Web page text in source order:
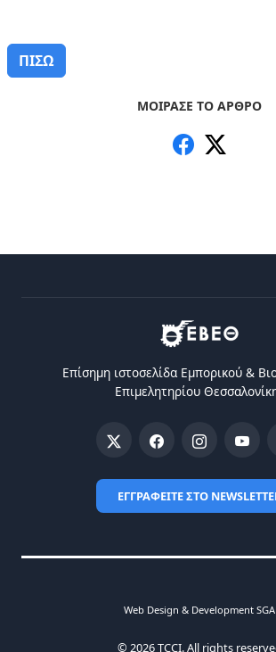
ΜΟΙΡΑΣΕ ΤΟ ΑΡΘΡΟ
ΠΙΣΩ
Επίσημη ιστοσελίδα Eμπορικού &
Eπιμελητηρίου
ΕΓΓΡΑΦΕΙΤΕ ΣΤΟ
Web Design & Development SGA
© 2026 TCCI. All rights